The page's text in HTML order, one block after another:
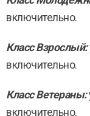
включительно.
Класс Взрослый:
включительно.
Класс Ветераны:
включительно.